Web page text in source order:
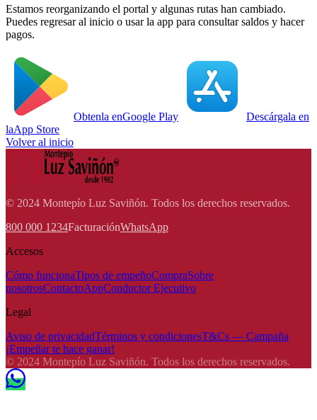
Estamos reorganizando el portal y algunas rutas han cambiado.
Puedes regresar al inicio o usar la app para consultar saldos y hacer
pagos.
Obtenla enGoogle Play
Descárgala en
laApp Store
Volver al inicio
© 2024 Montepío Luz Saviñón. Todos los derechos reservados.
800 000 1234FacturaciónWhatsApp
Accesos
Cómo funcionaTipos de empeñoCompraSobre
nosotrosContactoAppConductor Ejecutivo
Legal
Aviso de privacidadTérminos y condicionesT&Cs — Campaña
¡Empeñar te hace ganar!
© 2024 Montepío Luz Saviñón. Todos los derechos reservados.